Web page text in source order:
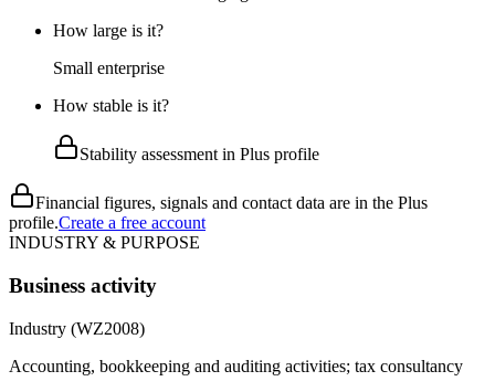
How large is it?
Small enterprise
How stable is it?
Stability assessment in Plus profile
Financial figures, signals and contact data are in the Plus
profile.Create a free account
INDUSTRY & PURPOSE
Business activity
Industry (WZ2008)
Accounting, bookkeeping and auditing activities; tax consultancy